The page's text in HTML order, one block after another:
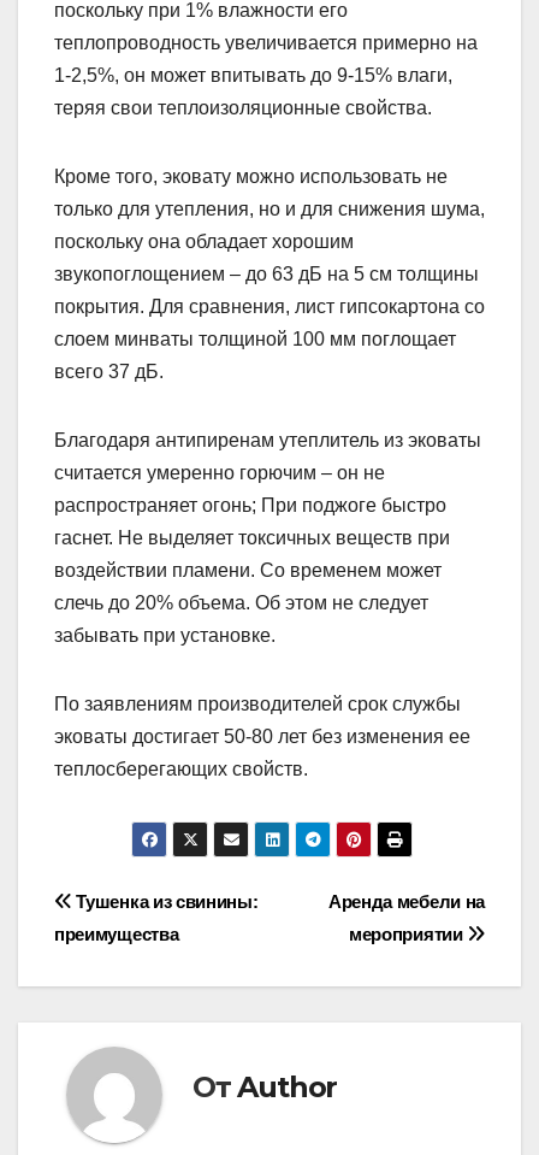
поскольку при 1% влажности его
теплопроводность увеличивается примерно на
1-2,5%, он может впитывать до 9-15% влаги,
теряя свои теплоизоляционные свойства.
Кроме того, эковату можно использовать не
только для утепления, но и для снижения шума,
поскольку она обладает хорошим
звукопоглощением – до 63 дБ на 5 см толщины
покрытия. Для сравнения, лист гипсокартона со
слоем минваты толщиной 100 мм поглощает
всего 37 дБ.
Благодаря антипиренам утеплитель из эковаты
считается умеренно горючим – он не
распространяет огонь; При поджоге быстро
гаснет. Не выделяет токсичных веществ при
воздействии пламени. Со временем может
слечь до 20% объема. Об этом не следует
забывать при установке.
По заявлениям производителей срок службы
эковаты достигает 50-80 лет без изменения ее
теплосберегающих свойств.
Навигация
по
Аренда мебели на
мероприятии
Тушенка из свинины:
преимущества
ОтAuthor